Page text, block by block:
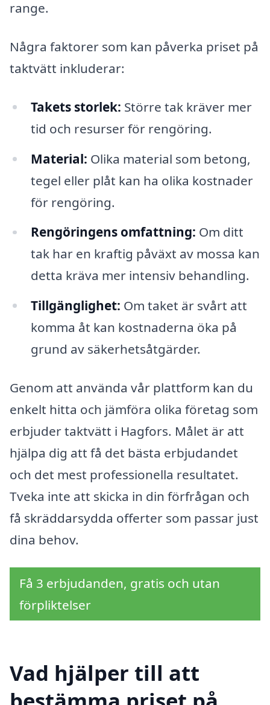
range.
Några faktorer som kan påverka priset på
taktvätt inkluderar:
Takets storlek: Större tak kräver mer
tid och resurser för rengöring.
Material: Olika material som betong,
tegel eller plåt kan ha olika kostnader
för rengöring.
Rengöringens omfattning: Om ditt
tak har en kraftig påväxt av mossa kan
detta kräva mer intensiv behandling.
Tillgänglighet: Om taket är svårt att
komma åt kan kostnaderna öka på
grund av säkerhetsåtgärder.
Genom att använda vår plattform kan du
enkelt hitta och jämföra olika företag som
erbjuder taktvätt i Hagfors. Målet är att
hjälpa dig att få det bästa erbjudandet
och det mest professionella resultatet.
Tveka inte att skicka in din förfrågan och
få skräddarsydda offerter som passar just
dina behov.
Få 3 erbjudanden, gratis och utan
förpliktelser
Vad hjälper till att